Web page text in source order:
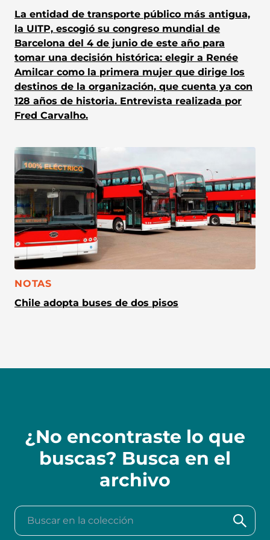
La entidad de transporte público más antigua,
la UITP, escogió su congreso mundial de
Barcelona del 4 de junio de este año para
tomar una decisión histórica: elegir a Renée
Amilcar como la primera mujer que dirige los
destinos de la organización, que cuenta ya con
128 años de historia. Entrevista realizada por
Fred Carvalho.
CATEGORÍA:
NOTAS
Chile adopta buses de dos pisos
¿No encontraste lo que
buscas? Busca en el
archivo
Buscar en la colección